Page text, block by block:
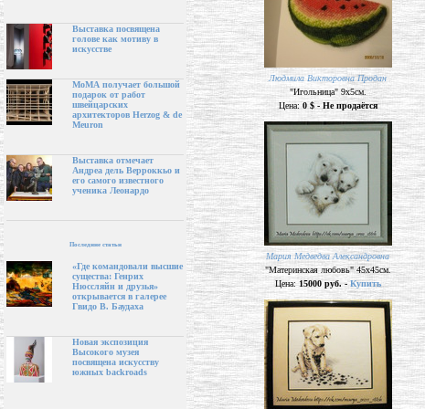
Выставка посвящена
голове как мотиву в
искусстве
МоМА получает большой
подарок от работ
швейцарских
архитекторов Herzog & de
Meuron
Выставка отмечает
Андреа дель Верроккьо и
его самого известного
ученика Леонардо
Последние статьи
«Где командовали высшие
существа: Генрих
Нюссляйн и друзья»
открывается в галерее
Гвидо В. Баудаха
Новая экспозиция
Высокого музея
посвящена искусству
южных backroads
Людмила Викторовна Продан
"Игольница" 9х5см.
Цена:0 $ - Не продаётся
Мария Медведва Александровна
"Материнская любовь" 45х45см.
Цена:15000 руб. - Купить